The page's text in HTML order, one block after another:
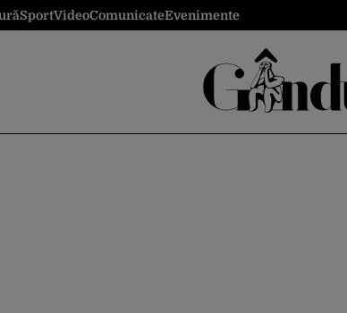
SportVideoComunicateEvenimente